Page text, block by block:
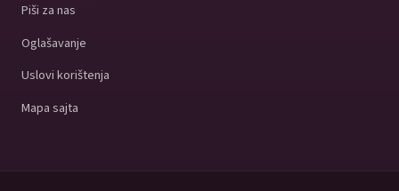
Piši za nas
Oglašavanje
Uslovi korištenja
Mapa sajta